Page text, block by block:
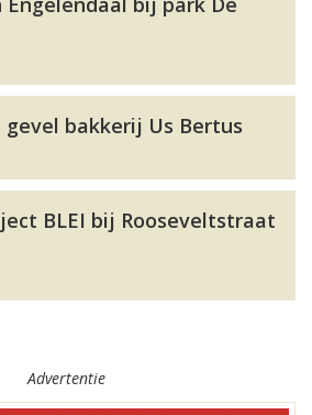
bakkerij Us Bertus
BLEI bij Rooseveltstraat
Advertentie